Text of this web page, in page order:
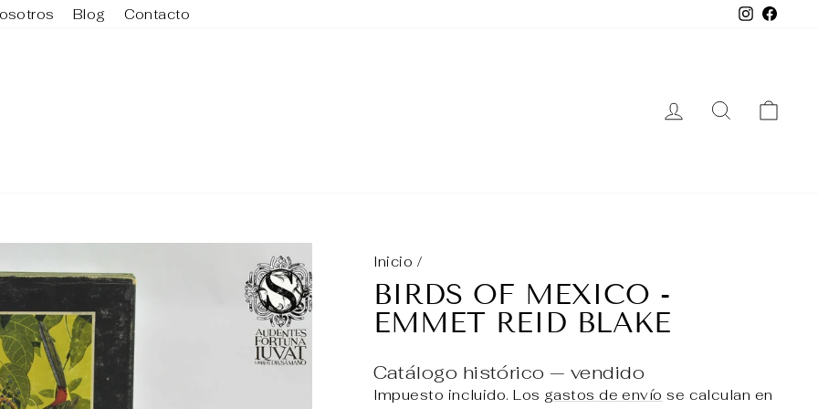
Blog Contacto
INGRESAR
BUSCAR
Inicio /
BIRDS OF MEXICO -
EMMET REID BLAKE
Catálogo histórico — vendido
Impuesto incluido. Los gastos de envío se calculan en